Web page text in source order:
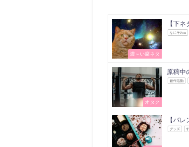
濃～い腐ネタ
【下
なにそれw
オタク
原稿中
創作活動
【バ
グッズ